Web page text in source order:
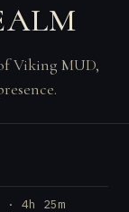
Viking MUD,
4h 25m